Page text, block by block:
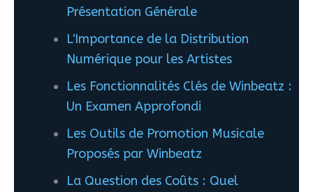
Présentation Générale
L'Importance de la Distribution
Numérique pour les Artistes
Les Fonctionnalités Clés de Winbeatz :
Un Examen Approfondi
Les Outils de Promotion Musicale
Proposés par Winbeatz
La Question des Coûts : Quel